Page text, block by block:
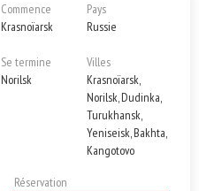
Commence
Krasnoïarsk
Se termine
Norilsk
Pays
Russie
Villes
Krasnoïarsk,
Norilsk, Dudinka,
Turukhansk,
Yeniseisk, Bakhta,
Kangotovo
Réservation